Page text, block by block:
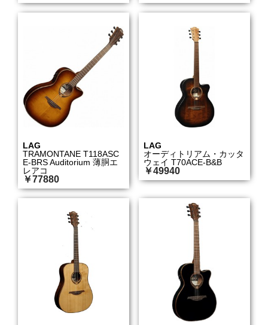
LAG
TRAMONTANE T118ASC
E-BRS Auditorium 薄胴エ
レアコ
￥77880
LAG
オーディトリアム・カッタ
ウェイ T70ACE-B&B
￥49940